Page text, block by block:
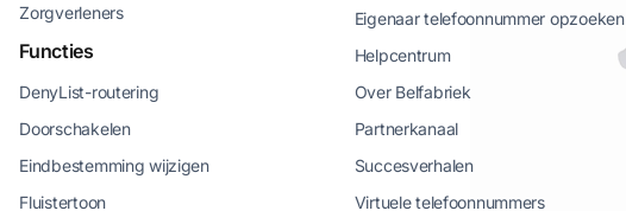
Zorgverleners
Functies
DenyList-routering
Doorschakelen
Eindbestemming wijzigen
Fluistertoon
Eigenaar telefoonnummer opzoeken
Helpcentrum
Over Belfabriek
Partnerkanaal
Succesverhalen
Virtuele telefoonnummers